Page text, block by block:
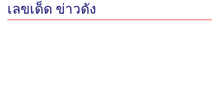
เลขเด็ด ข่าวดัง